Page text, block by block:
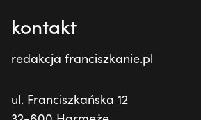
kontakt
redakcja franciszkanie.pl
ul. Franciszkańska 12